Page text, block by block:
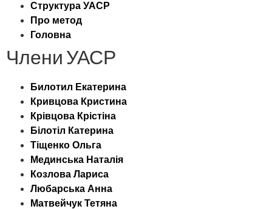
Структура УАСР
Про метод
Головна
Члени УАСР
Билотил Екатерина
Кривцова Кристина
Крівцова Крістіна
Білотіл Катерина
Тіщенко Ольга
Мединська Наталія
Козлова Лариса
Любарська Анна
Матвейчук Тетяна